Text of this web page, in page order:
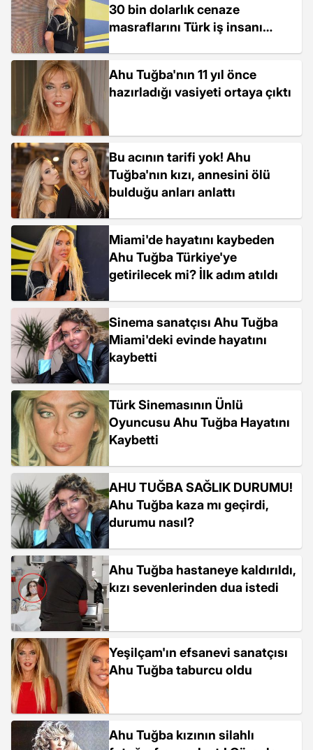
30 bin dolarlık cenaze
masraflarını Türk iş insanı
Ahu Tuğba'nın 11 yıl önce
hazırladığı vasiyeti ortaya çıktı
Bu acının tarifi yok! Ahu
Tuğba'nın kızı, annesini ölü
bulduğu anları anlattı
Miami'de hayatını kaybeden
Ahu Tuğba Türkiye'ye
getirilecek mi? İlk adım atıldı
Sinema sanatçısı Ahu Tuğba
Miami'deki evinde hayatını
kaybetti
Türk Sinemasının Ünlü
Oyuncusu Ahu Tuğba Hayatını
Kaybetti
AHU TUĞBA SAĞLIK DURUMU!
Ahu Tuğba kaza mı geçirdi,
durumu nasıl?
Ahu Tuğba hastaneye kaldırıldı,
kızı sevenlerinden dua istedi
Yeşilçam'ın efsanevi sanatçısı
Ahu Tuğba taburcu oldu
Ahu Tuğba kızının silahlı